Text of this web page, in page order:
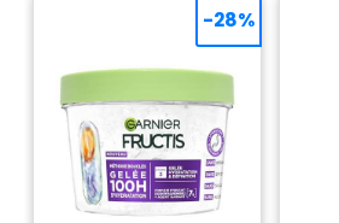
-28%